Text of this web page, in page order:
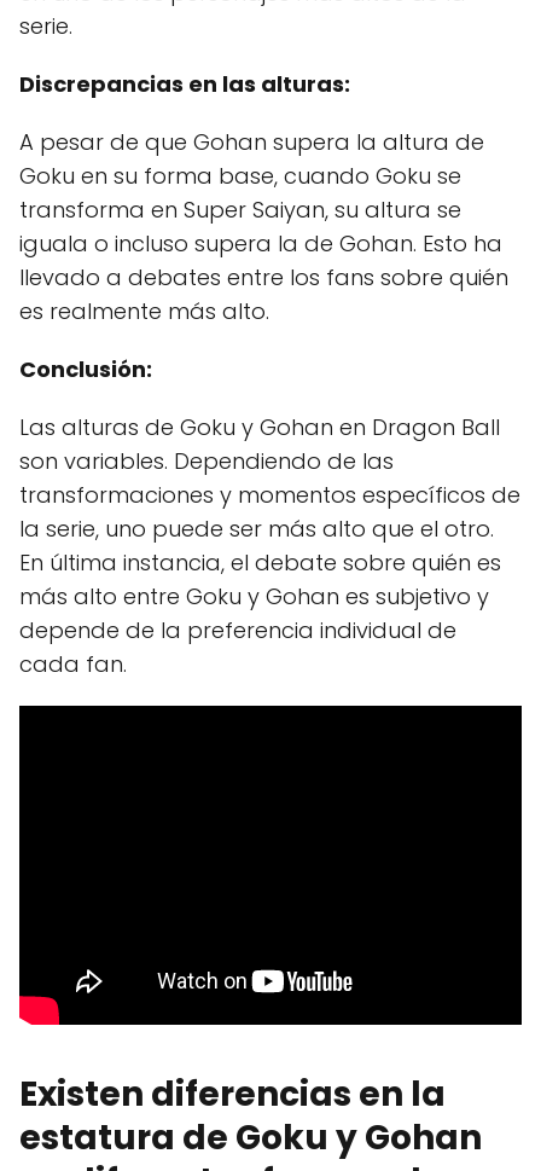
serie.
Discrepancias en las alturas:
A pesar de que Gohan supera la altura de
Goku en su forma base, cuando Goku se
transforma en Super Saiyan, su altura se
iguala o incluso supera la de Gohan. Esto ha
llevado a debates entre los fans sobre quién
es realmente más alto.
Conclusión:
Las alturas de Goku y Gohan en Dragon Ball
son variables. Dependiendo de las
transformaciones y momentos específicos de
la serie, uno puede ser más alto que el otro.
En última instancia, el debate sobre quién es
más alto entre Goku y Gohan es subjetivo y
depende de la preferencia individual de
cada fan.
Existen diferencias en la
estatura de Goku y Gohan